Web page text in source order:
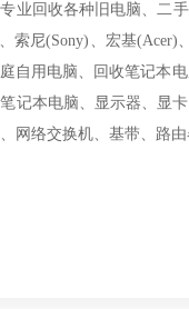
业回收各种旧电脑、二
索尼(Sony)、宏基(Acer)
自用电脑、回收笔记本
记本电脑、显示器、显
网络交换机、基带、路由